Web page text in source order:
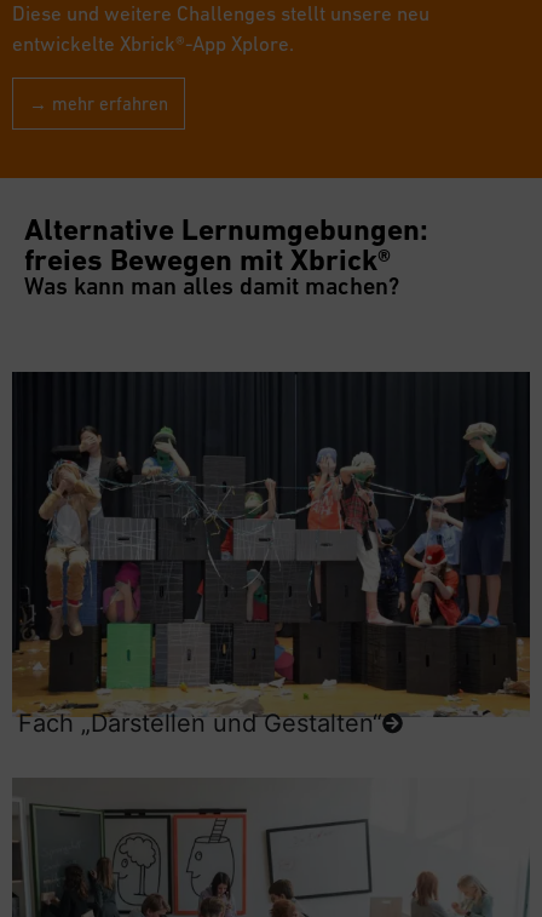
Diese und weitere Challenges stellt unsere neu
entwickelte Xbrick®-App Xplore.
→ mehr erfahren
Alternative Lernumgebungen:
freies Bewegen mit Xbrick®
Was kann man alles damit machen?
Fach „Darstellen und Gestalten“